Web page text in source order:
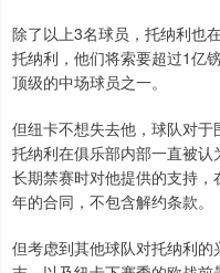
除了以上3名球员，托纳利也
托纳利，他们将索要超过1亿
顶级的中场球员之一。
但纽卡不想失去他，球队对于
托纳利在俱乐部内部一直被
长期禁赛时对他提供的支持
年的合同，不包含解约条款。
但考虑到其他球队对托纳利